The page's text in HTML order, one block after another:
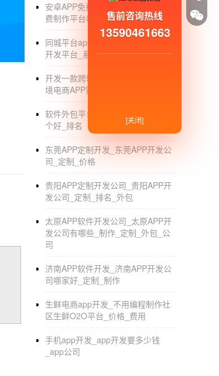
3.打开群分享购买：用户可以直接选择打开群。
4.网上订购购物：用户选择好产品后，可以直
5.个人中心信息：主要是我的订单，包括代
如何打造“繁荣优化”的社区团购平台？
地推动了团购模式在社区的发展现在很多正
自己的社区-团购系统。
希索普社区团购系统可以帮助商家在商城，
社区模式是目前电商热门的发展模式。在团
机会。那些需要效仿社区-团购模式的人应该
安卓APP免费制作平台_安卓APP免
费制作平台哪个好_价格_公司
同城平台app开发_同城手机app快速
开发平台_系统制作
开发一款跨境电商APP_开发一款跨
境电商APP需要多少钱_公司_排名
软件外包平台_软件外包服务平台哪
个好_排名
东莞APP定制开发_东莞APP开发公
司_定制_价格
贵阳APP定制开发公司_贵阳APP开
发公司_定制_排名_外包
太原APP软件开发公司_太原APP开
发公司有哪些_制作_定制_外包_公
司
济南APP软件开发_济南APP开发公
司哪家好_定制_制作
生鲜电商app开发_不用编程制作社
区生鲜O2O平台_价格_费用
手机app开发_app开发要多少钱
_app公司
售前咨询热线
13590461663
[关闭]